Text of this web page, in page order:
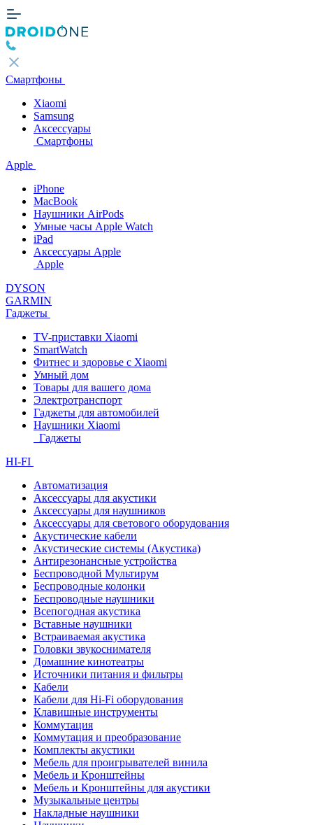
Смартфоны
Xiaomi
Samsung
Аксессуары
Смартфоны
Apple
iPhone
MacBook
Наушники AirPods
Умные часы Apple Watch
iPad
Аксессуары Apple
Apple
DYSON
GARMIN
Гаджеты
TV-приставки Xiaomi
SmartWatch
Фитнес и здоровье с Xiaomi
Умный дом
Товары для вашего дома
Электротранспорт
Гаджеты для автомобилей
Наушники Xiaomi
Гаджеты
HI-FI
Автоматизация
Аксессуары для акустики
Аксессуары для наушников
Аксессуары для светового оборудования
Акустические кабели
Акустические системы (Акустика)
Антирезонансные устройства
Беспроводной Мультирум
Беспроводные колонки
Беспроводные наушники
Всепогодная акустика
Вставные наушники
Встраиваемая акустика
Головки звукоснимателя
Домашние кинотеатры
Источники питания и фильтры
Кабели
Кабели для Hi-Fi оборудования
Клавишные инструменты
Коммутация
Коммутация и преобразование
Комплекты акустики
Мебель для проигрывателей винила
Мебель и Кронштейны
Мебель и Кронштейны для акустики
Музыкальные центры
Накладные наушники